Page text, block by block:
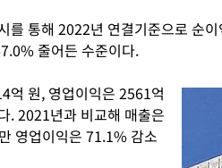
를 통해 2022년 연결기준으로 순
줄어든 수준이다.
억 원, 영업이익은 2561억
. 2021년과 비교해 매출은
영업이익은 71.1% 감소